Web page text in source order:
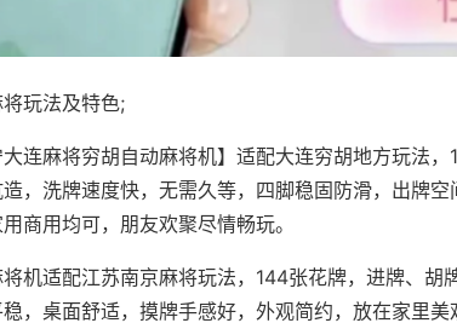
玩法及特色;
大连麻将穷胡自动麻将机】适配大连穷胡地方玩法
，洗牌速度快，无需久等，四脚稳固防滑，出牌
商用均可，朋友欢聚尽情畅玩。
机适配江苏南京麻将玩法，144张花牌，进牌、胡
，桌面舒适，摸牌手感好，外观简约，放在家里